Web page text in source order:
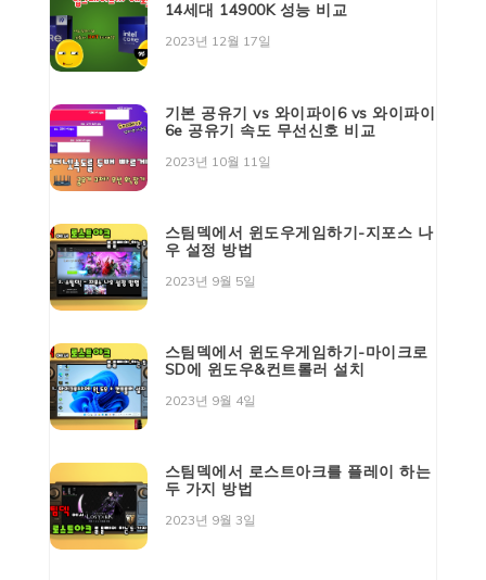
14세대 14900K 성능 비교
2023년 12월 17일
기본 공유기 vs 와이파이6 vs 와이파이
6e 공유기 속도 무선신호 비교
2023년 10월 11일
스팀덱에서 윈도우게임하기-지포스 나
우 설정 방법
2023년 9월 5일
스팀덱에서 윈도우게임하기-마이크로
SD에 윈도우&컨트롤러 설치
2023년 9월 4일
스팀덱에서 로스트아크를 플레이 하는
두 가지 방법
2023년 9월 3일